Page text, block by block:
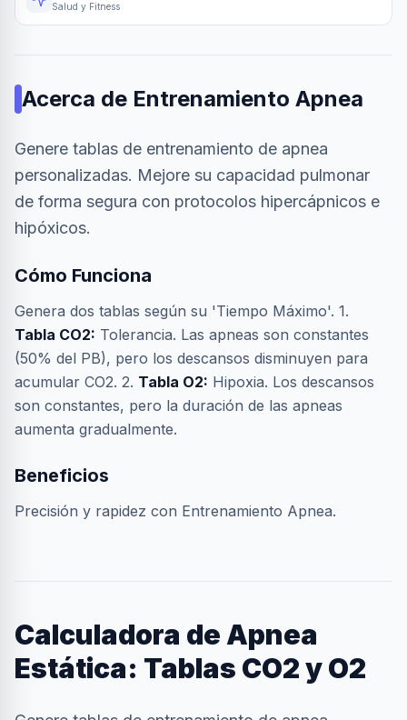
Salud y Fitness
Acerca de Entrenamiento Apnea
Genere tablas de entrenamiento de apnea
personalizadas. Mejore su capacidad pulmonar
de forma segura con protocolos hipercápnicos e
hipóxicos.
Cómo Funciona
Genera dos tablas según su 'Tiempo Máximo'. 1.
Tabla CO2: Tolerancia. Las apneas son constantes
(50% del PB), pero los descansos disminuyen para
acumular CO2. 2. Tabla O2: Hipoxia. Los descansos
son constantes, pero la duración de las apneas
aumenta gradualmente.
Beneficios
Precisión y rapidez con Entrenamiento Apnea.
Calculadora de Apnea
Estática: Tablas CO2 y O2